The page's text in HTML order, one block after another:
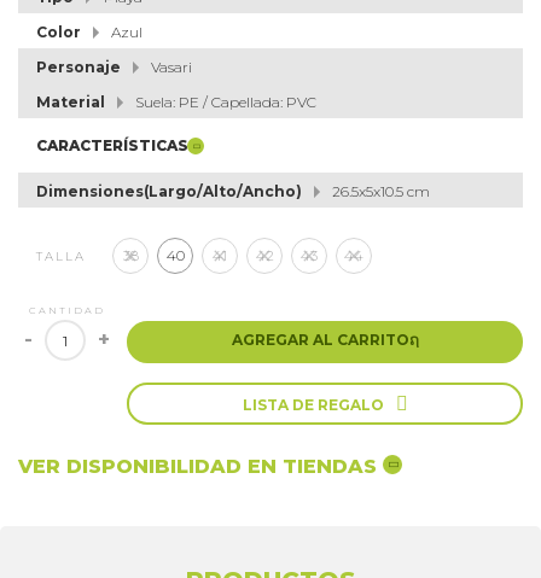
Color
Azul
Personaje
Vasari
Material
Suela: PE / Capellada: PVC
CARACTERÍSTICAS
Dimensiones(Largo/Alto/Ancho) 26.5x5x10.5 cm
TALLA 38 40 41 42 43 44
CANTIDAD
- + AGREGAR AL CARRITOຐ
LISTA DE REGALO 
VER DISPONIBILIDAD EN TIENDAS